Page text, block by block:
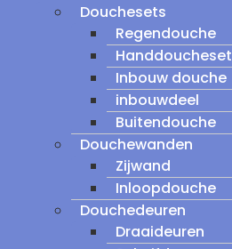
Douchesets
Regendouche
Handdoucheset
Inbouw douche
inbouwdeel
Buitendouche
Douchewanden
Zijwand
Inloopdouche
Douchedeuren
Draaideuren